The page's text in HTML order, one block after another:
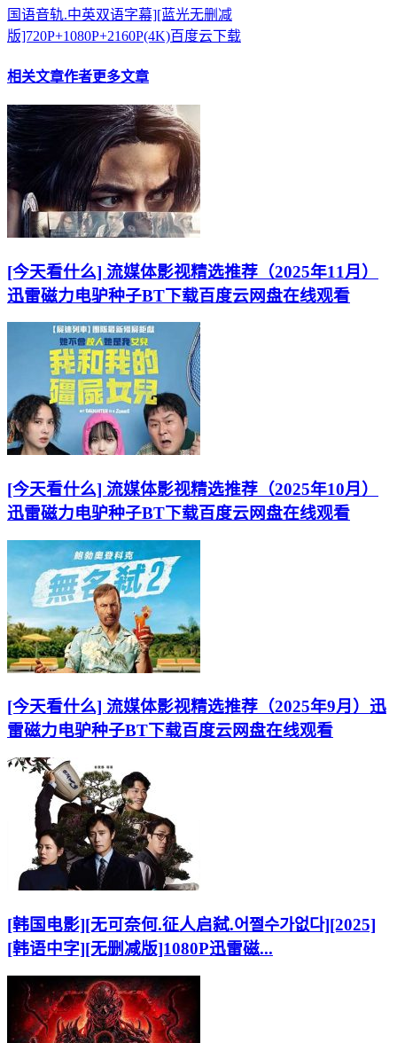
国语音轨.中英双语字幕][蓝光无删减
版]720P+1080P+2160P(4K)百度云下载
相关文章作者更多文章
[今天看什么] 流媒体影视精选推荐（2025年11月）
迅雷磁力电驴种子BT下载百度云网盘在线观看
[今天看什么] 流媒体影视精选推荐（2025年10月）
迅雷磁力电驴种子BT下载百度云网盘在线观看
[今天看什么] 流媒体影视精选推荐（2025年9月）迅
雷磁力电驴种子BT下载百度云网盘在线观看
[韩国电影][无可奈何.征人启弑.어쩔수가없다][2025]
[韩语中字][无删减版]1080P迅雷磁...